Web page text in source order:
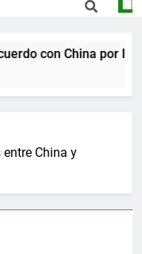
con China por las
China y